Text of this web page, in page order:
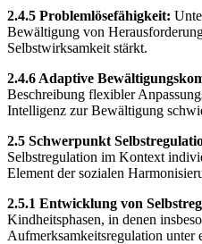
2.4.5 Problemlösefähigkeit:
Bewältigung von
Selbstwirksamkeit stärkt.
2.4.6 Adaptive
Beschreibung flexibler
Intelligenz zur Bewältigung
2.5 Schwerpunkt
Selbstregulation im Kontext
Element der sozialen
2.5.1 Entwicklung von
Kindheitsphasen, in denen
Aufmerksamkeitsregulation unter